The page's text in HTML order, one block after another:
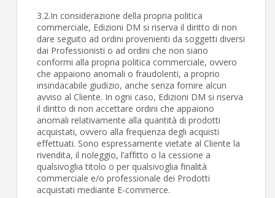
3.2.In considerazione della propria politica
commerciale, Edizioni DM si riserva il diritto di non
dare seguito ad ordini provenienti da soggetti diversi
dai Professionisti o ad ordini che non siano
conformi alla propria politica commerciale, ovvero
che appaiono anomali o fraudolenti, a proprio
insindacabile giudizio, anche senza fornire alcun
avviso al Cliente. In ogni caso, Edizioni DM si riserva
il diritto di non accettare ordini che appaiono
anomali relativamente alla quantità di prodotti
acquistati, ovvero alla frequenza degli acquisti
effettuati. Sono espressamente vietate al Cliente la
rivendita, il noleggio, l’affitto o la cessione a
qualsivoglia titolo o per qualsivoglia finalità
commerciale e/o professionale dei Prodotti
acquistati mediante E-commerce.